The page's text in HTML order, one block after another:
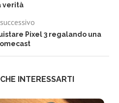
verità
Pixel 3 regalando una
INTERESSARTI